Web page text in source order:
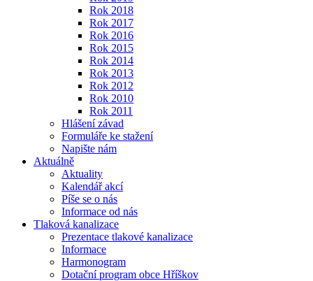
Rok 2018
Rok 2017
Rok 2016
Rok 2015
Rok 2014
Rok 2013
Rok 2012
Rok 2010
Rok 2011
Hlášení závad
Formuláře ke stažení
Napište nám
Aktuálně
Aktuality
Kalendář akcí
Píše se o nás
Informace od nás
Tlaková kanalizace
Prezentace tlakové kanalizace
Informace
Harmonogram
Dotační program obce Hříškov